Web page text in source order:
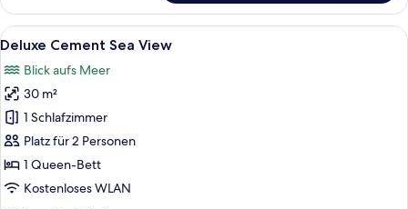
1
Schlafzimmer,
Nichtraucher,
Alle
Fotos
für
Deluxe
Cement
Sea
View
anzeigen
Ein Schlafzimmer mit einem großen
9
Deluxe Cement Sea View
Blick aufs Meer
30 m²
1 Schlafzimmer
Platz für 2 Personen
1 Queen-Bett
Kostenloses WLAN